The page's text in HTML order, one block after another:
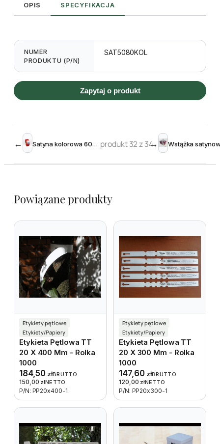
OPIS SPECYFIKACJA
NUMER
PRODUKTU (P/N)
SAT5080KOL
Zapytaj o produkt
← Satyna kolorowa 60mm x 50m do zadruku TT produkt 32 z 34→
Powiązane produkty
Etykiety pętlowe
Etykiety/Papiery
Etykieta Pętlowa TT
20 X 400 Mm - Rolka
1000
184,50 złBRUTTO
150,00 złNETTO
P/N: PP20x400-1
Etykiety pętlowe
Etykiety/Papiery
Etykieta Pętlowa TT
20 X 300 Mm - Rolka
1000
147,60 złBRUTTO
120,00 złNETTO
P/N: PP20x300-1